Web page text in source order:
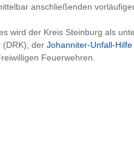
anschließenden
wird der Kreis Steinburg als
(DRK), der Johanniter-Unfall-Hilfe
Feuerwehren.